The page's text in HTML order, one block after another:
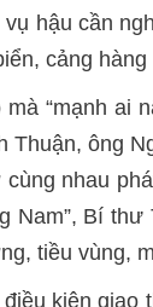
hậu cần
cảng
“mạnh ai
ông
nhau
Nam”, Bí
tiều vùng,
kiện